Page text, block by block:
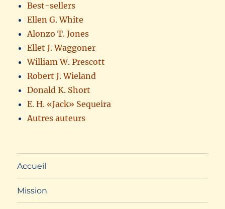
Best-sellers
Ellen G. White
Alonzo T. Jones
Ellet J. Waggoner
William W. Prescott
Robert J. Wieland
Donald K. Short
E. H. «Jack» Sequeira
Autres auteurs
Accueil
Mission